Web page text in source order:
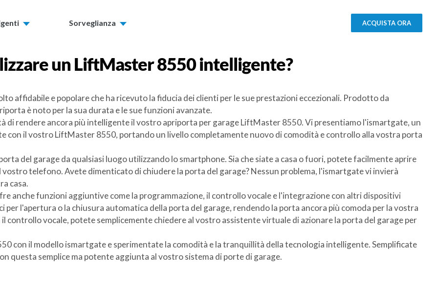
Sorveglianza ACQUISTA ORA
un LiftMaster 8550intelligente?
affidabile e popolare che ha ricevuto la fiducia dei clienti per le sue prestazioni eccezionali. Prodotto da
è noto per la sua durata e le sue funzioni avanzate.
di rendere ancora più intelligente il vostro apriporta per garage LiftMaster 8550. Vi presentiamo l'ismartgate, un
il vostro LiftMaster 8550, portando un livello completamente nuovo di comodità e controllo alla vostra porta
del garage da qualsiasi luogo utilizzando lo smartphone. Sia che siate a casa o fuori, potete facilmente aprire
telefono. Avete dimenticato di chiudere la porta del garage? Nessun problema, l'ismartgate vi invierà
casa.
anche funzioni aggiuntive come la programmazione, il controllo vocale e l'integrazione con altri dispositivi
l'apertura o la chiusura automatica della porta del garage, rendendo la porta ancora più comoda per la vostra
vocale, potete semplicemente chiedere al vostro assistente virtuale di azionare la porta del garage per
con il modello ismartgate e sperimentate la comodità e la tranquillità della tecnologia intelligente. Semplificate
questa semplice ma potente aggiunta al vostro sistema di porte di garage.